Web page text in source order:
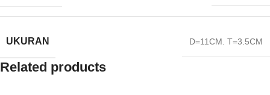
UKURAN D=11CM. T=3.5CM
Related products